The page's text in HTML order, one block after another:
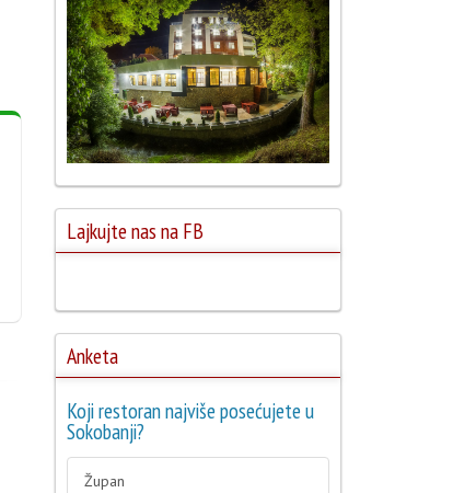
Lajkujte nas na FB
Anketa
Koji restoran najviše posećujete u
Sokobanji?
Župan